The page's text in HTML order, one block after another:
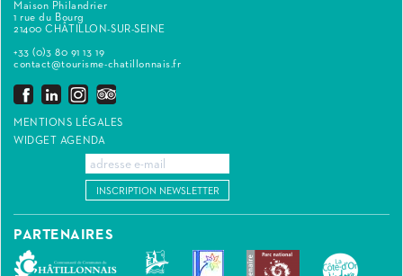
Maison Philandrier
1 rue du Bourg
21400 CHÂTILLON-SUR-SEINE
+33 (0)3 80 91 13 19
contact@tourisme-chatillonnais.fr
MENTIONS LÉGALES
WIDGET AGENDA
INSCRIPTION NEWSLETTER
PARTENAIRES